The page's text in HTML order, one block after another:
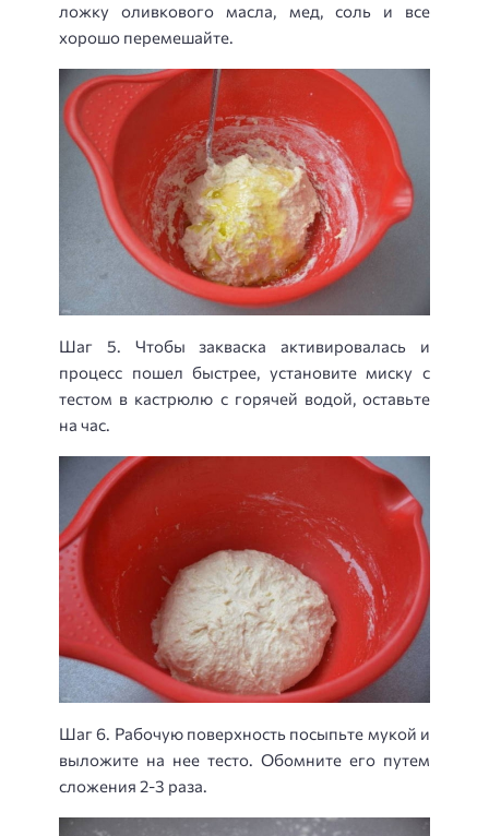
ложку оливкового масла, мед, соль и все
хорошо перемешайте.
Шаг 5. Чтобы закваска активировалась и
процесс пошел быстрее, установите миску с
тестом в кастрюлю с горячей водой, оставьте
на час.
Шаг 6. Рабочую поверхность посыпьте мукой и
выложите на нее тесто. Обомните его путем
сложения 2-3 раза.